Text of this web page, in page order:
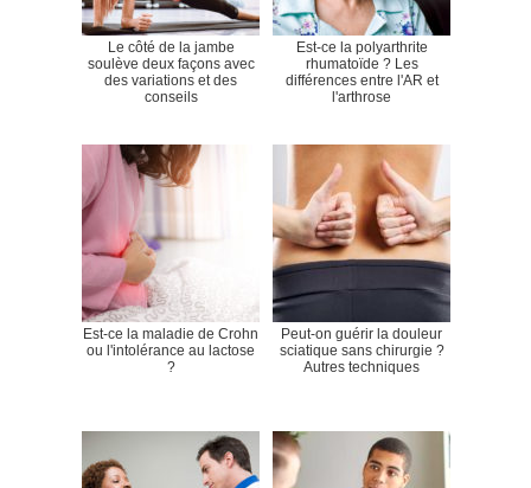
Le côté de la jambe
soulève deux façons avec
des variations et des
conseils
Est-ce la polyarthrite
rhumatoïde ? Les
différences entre l'AR et
l'arthrose
Est-ce la maladie de Crohn
ou l'intolérance au lactose
?
Peut-on guérir la douleur
sciatique sans chirurgie ?
Autres techniques